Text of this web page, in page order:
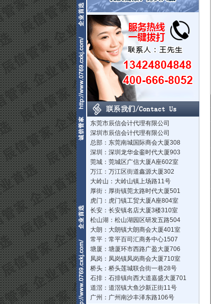
东莞市辰信会计代理有限公司
深圳市辰信会计代理有限公司
总部：东莞南城国际商会大厦308
深圳：深圳龙华金銮时代大厦903
莞城：莞城区广信大厦A座602室
万江：万江区街道鑫源大厦302
大岭山：大岭山镇上场路11号
厚街：厚街镇莞太路时代大厦501
虎门：虎门镇工贸大厦A座804室
长安：长安镇名店大厦3楼310室
松山湖：松山湖园区研发五路504
大朗：大朗镇大朗商会大厦401室
常平：常平百司汇商务中心1507
塘厦：塘厦环市西路广盈大厦706
凤岗：凤岗镇凤岗商会大厦710室
桥头：桥头莲城联合街一巷28号
石排：石排镇向西大道嘉盛大厦701
道滘：道滘镇大鱼沙新正街11号
广州：广州南沙丰泽东路106号